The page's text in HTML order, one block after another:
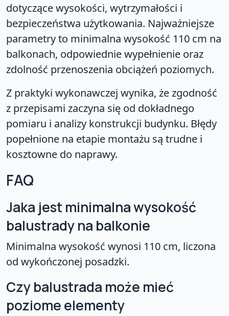
dotyczące wysokości, wytrzymałości i
bezpieczeństwa użytkowania. Najważniejsze
parametry to minimalna wysokość 110 cm na
balkonach, odpowiednie wypełnienie oraz
zdolność przenoszenia obciążeń poziomych.
Z praktyki wykonawczej wynika, że zgodność
z przepisami zaczyna się od dokładnego
pomiaru i analizy konstrukcji budynku. Błędy
popełnione na etapie montażu są trudne i
kosztowne do naprawy.
FAQ
Jaka jest minimalna wysokość
balustrady na balkonie
Minimalna wysokość wynosi 110 cm, liczona
od wykończonej posadzki.
Czy balustrada może mieć
poziome elementy